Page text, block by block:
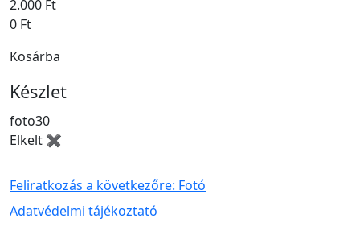
2.000 Ft
0 Ft
Kosárba
Készlet
foto30
Elkelt ✖
Feliratkozás a következőre: Fotó
Lábléc menü
Adatvédelmi tájékoztató